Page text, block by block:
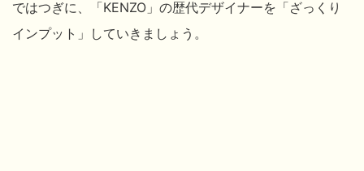
ではつぎに、「KENZO」の歴代デザイナーを「ざっくり
インプット」していきましょう。